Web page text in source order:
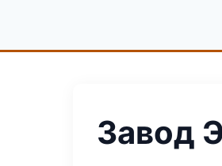
Завод